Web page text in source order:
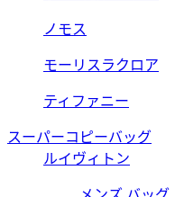
ノモス
モーリスラクロア
ティファニー
スーパーコピーバッグ
ルイヴィトン